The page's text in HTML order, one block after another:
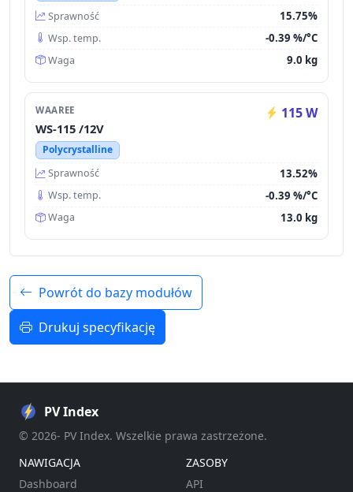
Sprawność
15.75%
Wsp. temp. -0.39 %/°C
Waga 9.0 kg
WAAREE 115 W
WS-115 /12V
Polycrystalline
Sprawność
13.52%
Wsp. temp. -0.39 %/°C
Waga 13.0 kg
Powrót do bazy modułów
Drukuj specyfikację
PV Index
© 2026- PV Index. Wszelkie prawa zastrzeżone.
NAWIGACJA
Dashboard
ZASOBY
API